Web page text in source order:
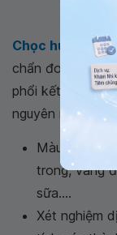
Chọc hút dịch
chẩn đoán bệnh
phổi kết hợp
nguyên nhân
Màu sắc:
trong, vàng
sữa....
Xét nghiệm